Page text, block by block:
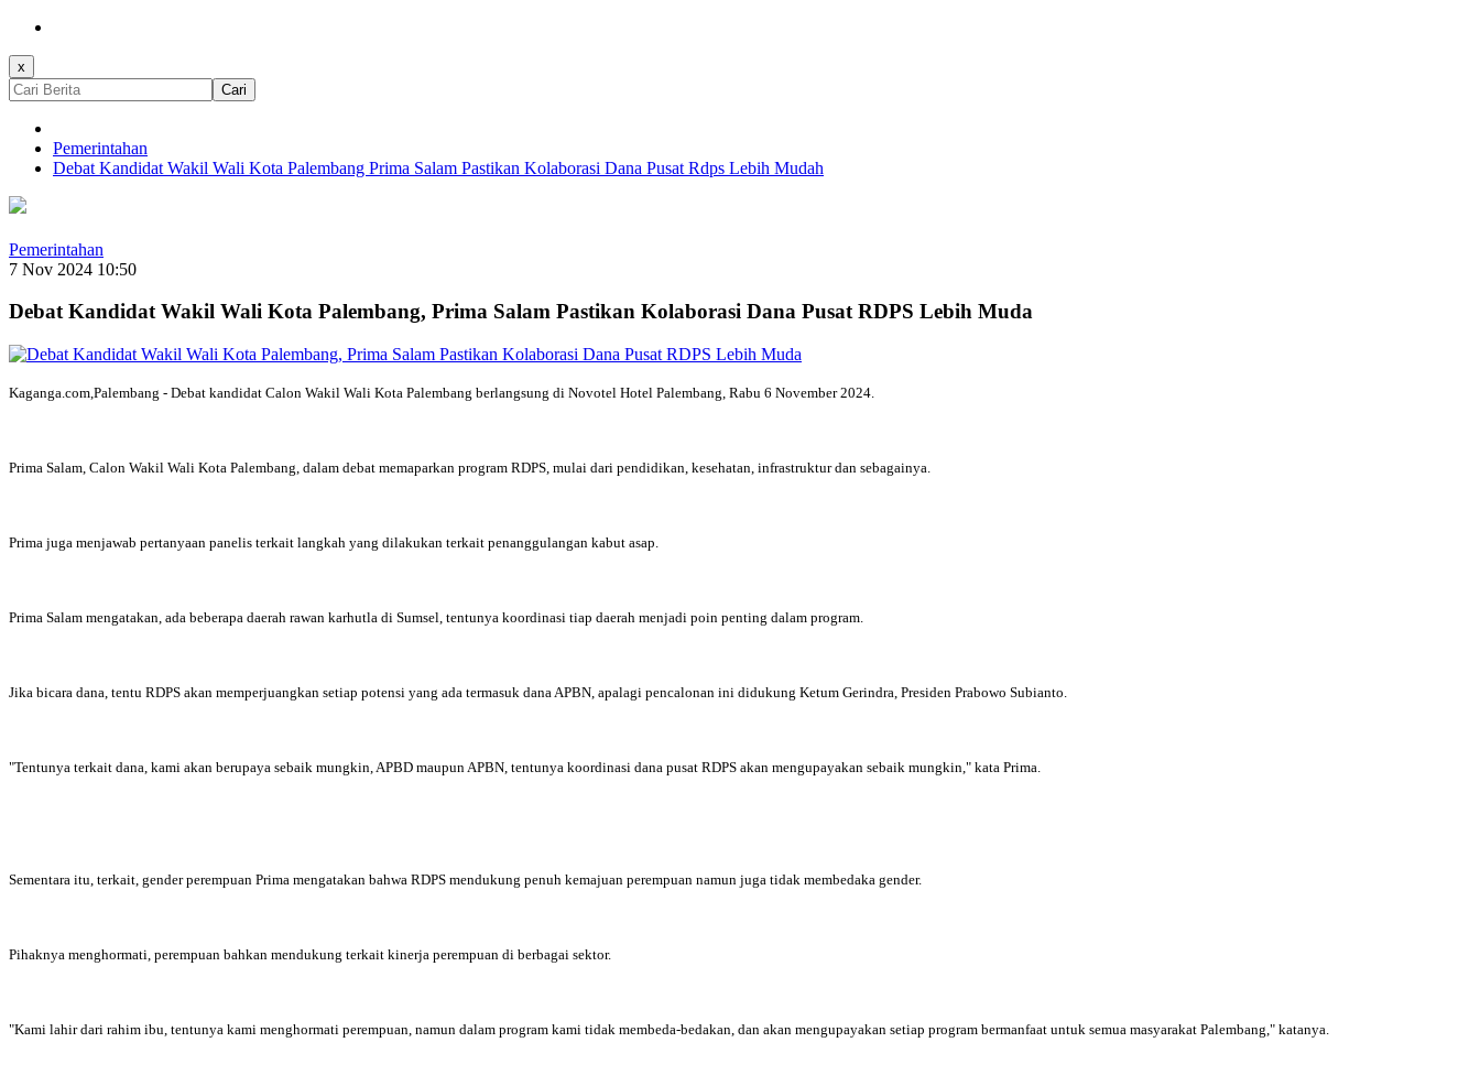
x
Cari
Pemerintahan
Debat Kandidat Wakil Wali Kota Palembang Prima Salam Pastikan Kolaborasi Dana Pusat Rdps Lebih Mudah
Pemerintahan
7 Nov 2024 10:50
Debat Kandidat Wakil Wali Kota Palembang, Prima Salam Pastikan Kolaborasi Dana Pusat RDPS Lebih Muda
Kaganga.com,Palembang - Debat kandidat Calon Wakil Wali Kota Palembang berlangsung di Novotel Hotel Palembang, Rabu 6 November 2024.
Prima Salam, Calon Wakil Wali Kota Palembang, dalam debat memaparkan program RDPS, mulai dari pendidikan, kesehatan, infrastruktur dan sebagainya.
Prima juga menjawab pertanyaan panelis terkait langkah yang dilakukan terkait penanggulangan kabut asap.
Prima Salam mengatakan, ada beberapa daerah rawan karhutla di Sumsel, tentunya koordinasi tiap daerah menjadi poin penting dalam program.
Jika bicara dana, tentu RDPS akan memperjuangkan setiap potensi yang ada termasuk dana APBN, apalagi pencalonan ini didukung Ketum Gerindra, Presiden Prabowo Subianto.
"Tentunya terkait dana, kami akan berupaya sebaik mungkin, APBD maupun APBN, tentunya koordinasi dana pusat RDPS akan mengupayakan sebaik mungkin," kata Prima.
Sementara itu, terkait, gender perempuan Prima mengatakan bahwa RDPS mendukung penuh kemajuan perempuan namun juga tidak membedaka gender.
Pihaknya menghormati, perempuan bahkan mendukung terkait kinerja perempuan di berbagai sektor.
"Kami lahir dari rahim ibu, tentunya kami menghormati perempuan, namun dalam program kami tidak membeda-bedakan, dan akan mengupayakan setiap program bermanfaat untuk semua masyarakat Palembang," katanya.